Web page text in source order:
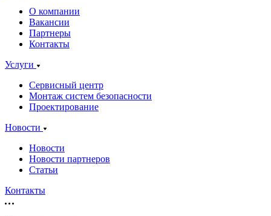
О компании
Вакансии
Партнеры
Контакты
Услуги
Сервисный центр
Монтаж систем безопасности
Проектирование
Новости
Новости
Новости партнеров
Статьи
Контакты